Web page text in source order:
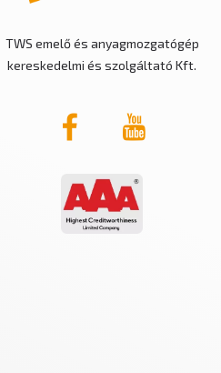
TWS emelő és anyagmozgatógép
kereskedelmi és szolgáltató Kft.